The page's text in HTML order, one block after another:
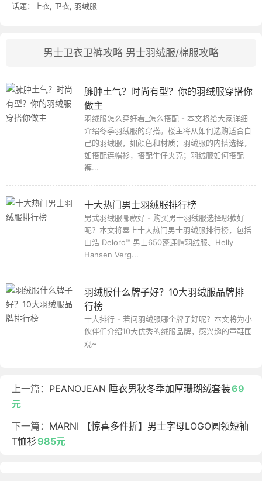
话题：
上衣, 卫衣, 羽绒服
男士卫衣卫裤攻略 男士羽绒服/棉服攻略
臃肿土气？时尚有型？你的羽绒服穿搭你
做主
羽绒服怎么穿好看_怎么搭配 - 本文将给大家详细
介绍冬季羽绒服的穿搭。楼主将从如何选购适合自
己的羽绒服，如颜色和材质；羽绒服的内搭选择，
如搭配连帽衫，搭配牛仔夹克；羽绒服如何搭配
裤...
十大热门男士羽绒服排行榜
男式羽绒服哪款好 - 购买男士羽绒服选择哪款好
呢？本文将奉上十大热门男士羽绒服排行榜，包括
山浩 Deloro™ 男士650蓬连帽羽绒服、Helly
Hansen Verg...
羽绒服什么牌子好？10大羽绒服品牌排
行榜
十大排行 - 若问羽绒服哪个牌子好呢？本文将为小
伙伴们介绍10大优秀的绒服品牌，感兴趣的童鞋围
观~
上一篇： PEANOJEAN 睡衣男秋冬季加厚珊瑚绒套装69
元
下一篇： MARNI 【惊喜多件折】男士字母LOGO圆领短袖
T恤衫985元